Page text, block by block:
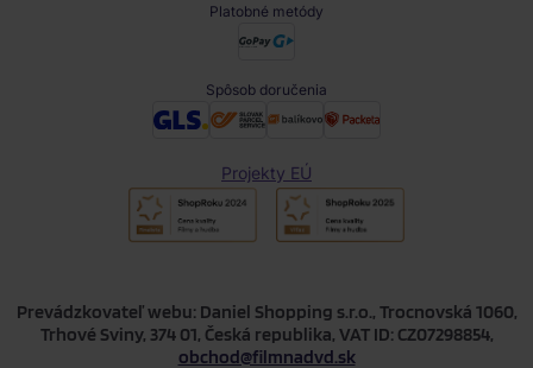
Platobné metódy
Spôsob doručenia
Projekty EÚ
Prevádzkovateľ webu: Daniel Shopping s.r.o., Trocnovská 1060,
Trhové Sviny, 374 01, Česká republika, VAT ID: CZ07298854,
obchod@filmnadvd.sk